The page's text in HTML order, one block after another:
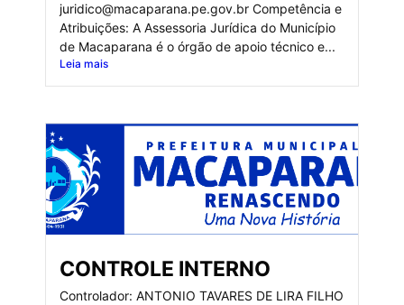
juridico@macaparana.pe.gov.br Competência e
Atribuições: A Assessoria Jurídica do Município
de Macaparana é o órgão de apoio técnico e...
Leia mais
CONTROLE INTERNO
Controlador: ANTONIO TAVARES DE LIRA FILHO